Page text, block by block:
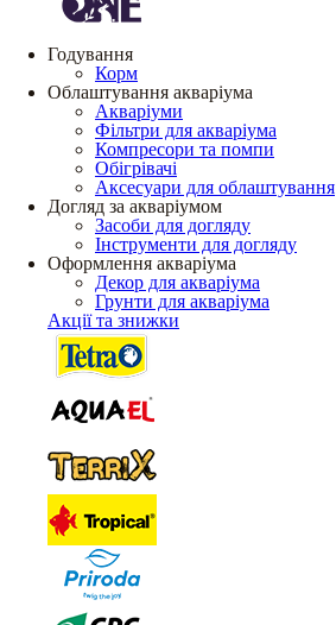
Годування
Корм
Облаштування акваріума
Акваріуми
Фільтри для акваріума
Компресори та помпи
Обігрівачі
Аксесуари для облаштування
Догляд за акваріумом
Засоби для догляду
Інструменти для догляду
Оформлення акваріума
Декор для акваріума
Грунти для акваріума
Акції та знижки